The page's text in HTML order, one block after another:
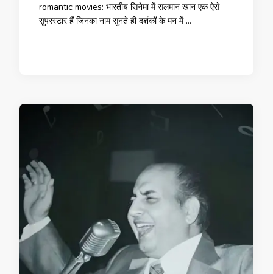
romantic movies: भारतीय सिनेमा में सलमान खान एक ऐसे
सुपरस्टार हैं जिनका नाम सुनते ही दर्शकों के मन में …